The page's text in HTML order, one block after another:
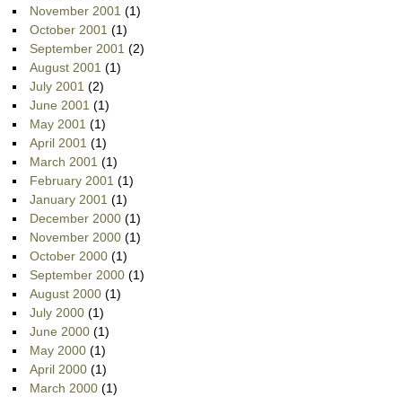
November 2001 (1)
October 2001 (1)
September 2001 (2)
August 2001 (1)
July 2001 (2)
June 2001 (1)
May 2001 (1)
April 2001 (1)
March 2001 (1)
February 2001 (1)
January 2001 (1)
December 2000 (1)
November 2000 (1)
October 2000 (1)
September 2000 (1)
August 2000 (1)
July 2000 (1)
June 2000 (1)
May 2000 (1)
April 2000 (1)
March 2000 (1)